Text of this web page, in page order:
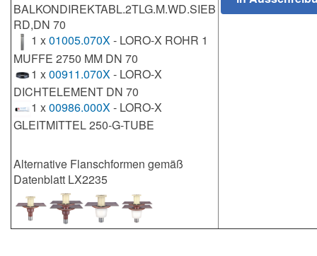
BALKONDIREKTABL.2TLG.M.WD.SIEB
RD,DN 70
1 x01005.070X- LORO-X ROHR 1
MUFFE 2750 MM DN 70
1 x00911.070X- LORO-X
DICHTELEMENT DN 70
1 x00986.000X- LORO-X
GLEITMITTEL 250-G-TUBE
Alternative Flanschformen gemäß
Datenblatt LX2235